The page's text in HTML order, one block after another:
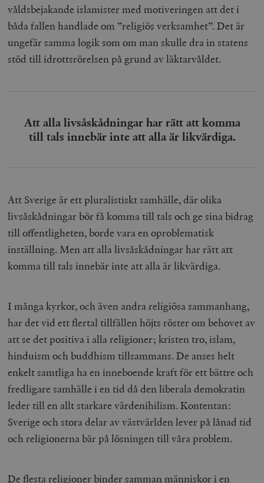
våldsbejakande islamister med motiveringen att det i
båda fallen handlade om ”religiös verksamhet”. Det är
ungefär samma logik som om man skulle dra in statens
stöd till idrottsrörelsen på grund av läktarvåldet.
Att alla livsåskådningar har rätt att komma
till tals innebär inte att alla är likvärdiga.
Att Sverige är ett pluralistiskt samhälle, där olika
livsåskådningar bör få komma till tals och ge sina bidrag
till offentligheten, borde vara en oproblematisk
inställning. Men att alla livsåskådningar har rätt att
komma till tals innebär inte att alla är likvärdiga.
I många kyrkor, och även andra religiösa sammanhang,
har det vid ett flertal tillfällen höjts röster om behovet av
att se det positiva i alla religioner; kristen tro, islam,
hinduism och buddhism tillsammans. De anses helt
enkelt samtliga ha en inneboende kraft för ett bättre och
fredligare samhälle i en tid då den liberala demokratin
leder till en allt starkare värdenihilism. Kontentan:
Sverige och stora delar av västvärlden lever på lånad tid
och religionerna bär på lösningen till våra problem.
De flesta religioner binder samman människor i en